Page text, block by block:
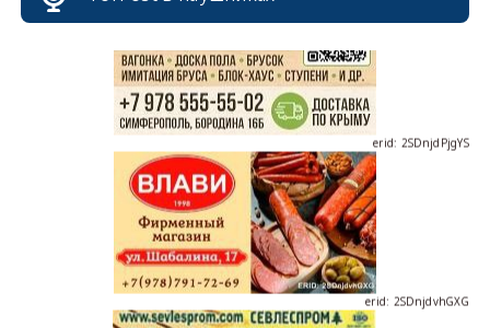
erid: 2SDnjdvhGXG